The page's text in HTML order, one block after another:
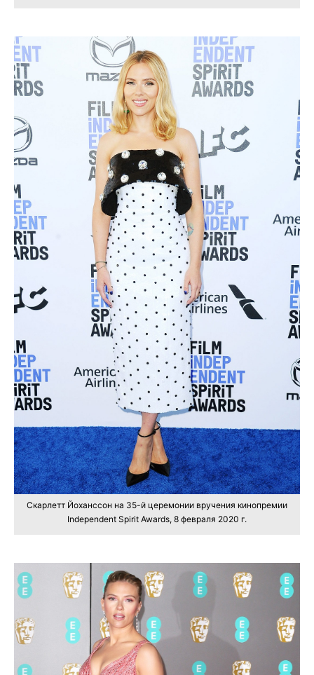
Скарлетт Йоханссон на 35-й церемонии вручения кинопремии
Independent Spirit Awards, 8 февраля 2020 г.